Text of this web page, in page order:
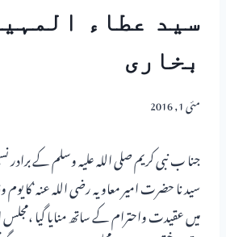
سید عطاء
بخاری
مئی 1, 2016
جنا ب نبی کریم صلی اللہ علیہ وسلم کے
سید نا حضرت امیر معاویہ رضی اللہ عنہ‘کا
میں عقیدت واحترام کے ساتھ منایا گیا